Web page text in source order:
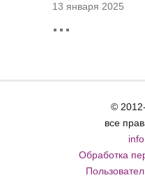
13 января 2025
©
все
Обработка